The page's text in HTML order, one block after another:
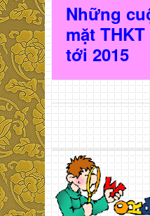
Những
mặt
tới 2015